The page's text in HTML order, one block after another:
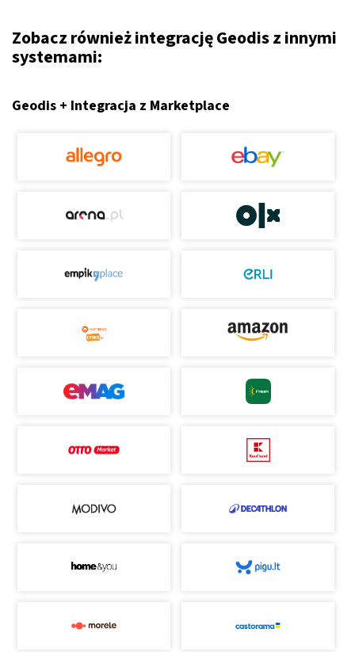
Zobacz również integrację Geodis z innymi
systemami:
Geodis + Integracja z Marketplace